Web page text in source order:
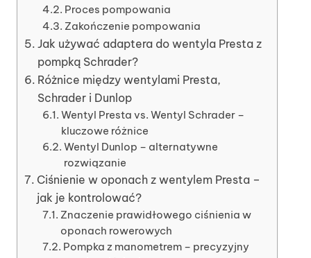
Proces pompowania
Zakończenie pompowania
Jak używać adaptera do wentyla Presta z
pompką Schrader?
Różnice między wentylami Presta,
Schrader i Dunlop
Wentyl Presta vs. Wentyl Schrader –
kluczowe różnice
Wentyl Dunlop – alternatywne
rozwiązanie
Ciśnienie w oponach z wentylem Presta –
jak je kontrolować?
Znaczenie prawidłowego ciśnienia w
oponach rowerowych
Pompka z manometrem – precyzyjny